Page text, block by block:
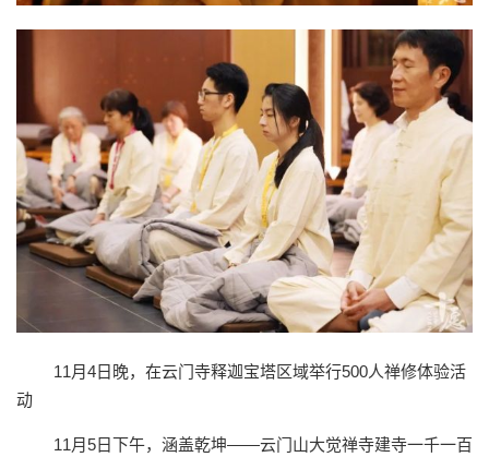
11月4日晚，在云门寺释迦宝塔区域举行500人禅修体验活
动
11月5日下午，涵盖乾坤——云门山大觉禅寺建寺一千一百